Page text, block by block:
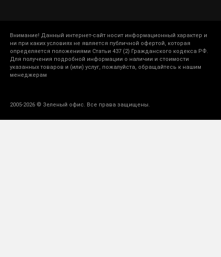
Внимание! Данный интернет-сайт носит информационный характер и
ни при каких условиях не является публичной офертой, которая
определяется положениями Статьи 437 (2) Гражданского кодекса РФ.
Для получения подробной информации о наличии и стоимости
указанных товаров и (или) услуг, пожалуйста, обращайтесь к нашим
менеджерам
2005-2026 © Зеленый офис. Все права защищены.